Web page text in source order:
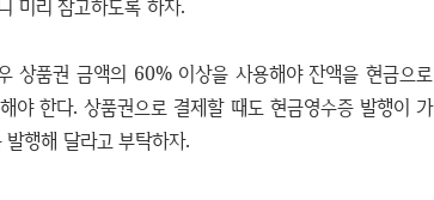
미리 참고하도록 하자.
상품권 금액의 60% 이상을 사용해야 잔액을 현금으로
한다. 상품권으로 결제할 때도 현금영수증 발행이 가
행해 달라고 부탁하자.